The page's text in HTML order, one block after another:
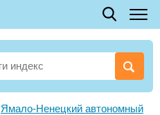
Ямало-Ненецкий автономный